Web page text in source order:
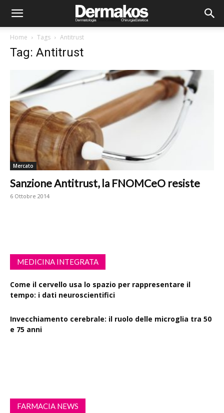
Home Tags Antitrust
Tag: Antitrust
Mercato
Sanzione Antitrust, la FNOMCeO resiste
6 Ottobre 2014
MEDICINA INTEGRATA
Come il cervello usa lo spazio per rappresentare il
tempo: i dati neuroscientifici
Invecchiamento cerebrale: il ruolo delle microglia tra 50
e 75 anni
FARMACIA NEWS